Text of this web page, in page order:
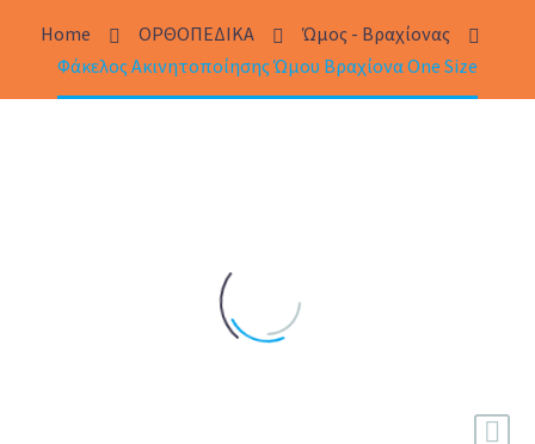
Home ΟΡΘΟΠΕΔΙΚΑ
Ώμος - Βραχίονας
Φάκελος Ακινητοποίησης Ώμου Βραχίονα One Size